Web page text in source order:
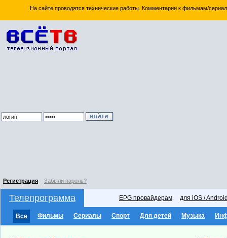
На сайте проводятся технические работы. Комментарии к фильмам/
Регистрация Забыли пароль?
Телепрограмма EPG провайдерам для iOS /
Все Фильмы Сериалы Спорт Для детей Музыка